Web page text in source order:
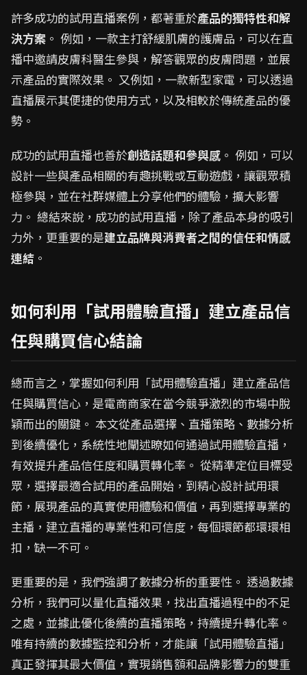
許多成功的試用直播案例，都著重於產品的獨特性和解
決方案 。 例如，一款主打舒緩肌膚的護膚品，可以在直
播中邀請皮膚科醫生參與，解答觀眾的皮膚問題，並展
示產品的實際效果。 又例如，一款新型家電，可以透過
直播展示其便捷的使用方式，以及相較於傳統產品的優
勢。
成功的試用直播也善於創造話題和參與感 。 例如，可以
設計一些與產品相關的有趣挑戰或互動遊戲，讓觀眾積
極參與，並在社群媒體上分享他們的體驗，擴大影響
力。 總結來說，成功的試用直播，除了產品本身的吸引
力外，更重要的是建立品牌與消費者之間的信任和情感
連結 。
如何利用「試用體驗直播」建立產品信
任與購買信心結論
總而言之，掌握如何利用「試用體驗直播」建立產品信
任與購買信心，是電商商家在當今競爭激烈的市場中脫
穎而出的關鍵。 本文從產品選擇、直播策略、數據分析
到後續優化，系統性地闡述瞭如何通過試用體驗直播，
有效提升產品信任度和購買轉化率。 從精準定位目標受
眾，選擇最適合試用的產品開始，到精心設計試用環
節，展現產品的真實使用體驗和價值，再到選擇專業的
主播，建立直播的專業性和可信度，每個環節都環環相
扣，缺一不可。
更重要的是，我們強調了數據分析的重要性。 透過數據
分析，我們可以量化直播效果，找出直播過程中的不足
之處，並據此優化後續的直播策略，持續提升轉化率。
唯有持續的數據監控和分析，才能讓「試用體驗直播」
真正發揮其最大價值，實現銷售額和品牌影響力的雙重